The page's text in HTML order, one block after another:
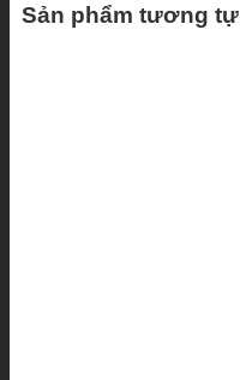
Sản phẩm tương tự